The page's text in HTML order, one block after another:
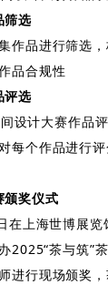
筛选
作品进行筛选
品合规性
评选
设计大赛作品
每个作品进行
颁奖仪式
在上海世博展览
2025“茶与筑”
进行现场颁奖